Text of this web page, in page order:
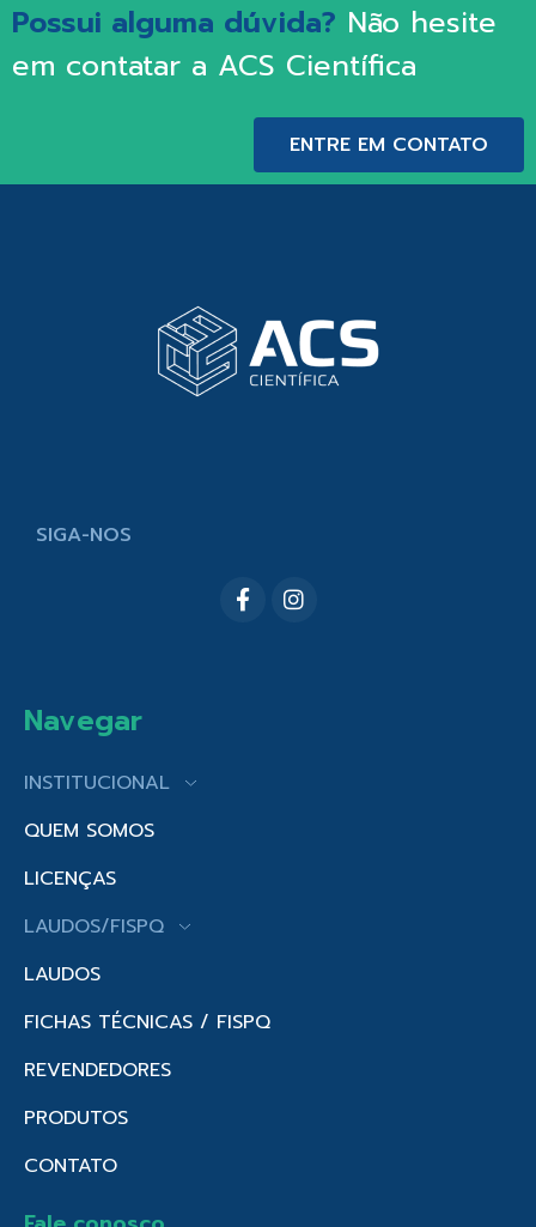
Possui alguma dúvida? Não hesite
em contatar a ACS Científica
ENTRE EM CONTATO
SIGA-NOS
Navegar
INSTITUCIONAL
QUEM SOMOS
LICENÇAS
LAUDOS/FISPQ
LAUDOS
FICHAS TÉCNICAS / FISPQ
REVENDEDORES
PRODUTOS
CONTATO